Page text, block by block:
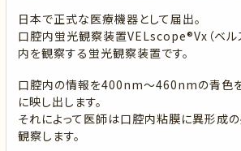
日本で正式な医療機器として届出。
口腔内蛍光観察装置VELscope®Vx（ベル
内を観察する蛍光観察装置です。
口腔内の情報を400nm～460nmの青色
に映し出します。
それによって医師は口腔内粘膜に異形成
観察します。